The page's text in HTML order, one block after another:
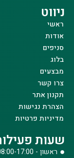
ניווט
ראשי
אודות
סניפים
בלוג
מבצעים
צרו קשר
תקנון אתר
הצהרת נגישות
מדיניות פרטיות
שעות
ראשון - 08:00-17:00